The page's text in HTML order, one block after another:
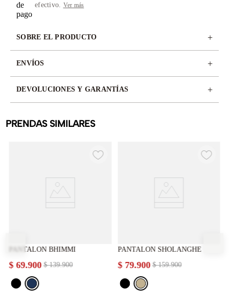
efectivo. Ver más
SOBRE EL PRODUCTO +
ENVÍOS +
DEVOLUCIONES Y GARANTÍAS +
PRENDAS SIMILARES
PANTALON BHIMMI
$ 139.900
$ 69.900
PANTALON SHOLANGHE
$ 159.900
$ 79.900